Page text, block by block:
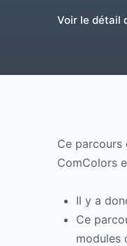
Voir le détail
Ce
ComColors
Il y a
Ce
modules